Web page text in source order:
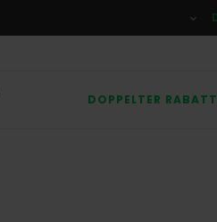
DOPPELTER RABATT